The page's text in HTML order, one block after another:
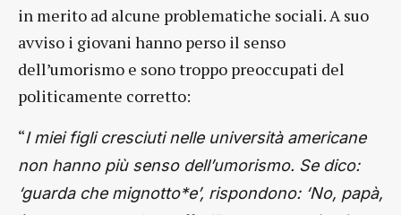
in merito ad alcune problematiche sociali. A suo
avviso i giovani hanno perso il senso
dell’umorismo e sono troppo preoccupati del
politicamente corretto:
“I miei figli cresciuti nelle università americane
non hanno più senso dell’umorismo. Se dico:
‘guarda che mignotto*e’, rispondono: ‘No, papà,